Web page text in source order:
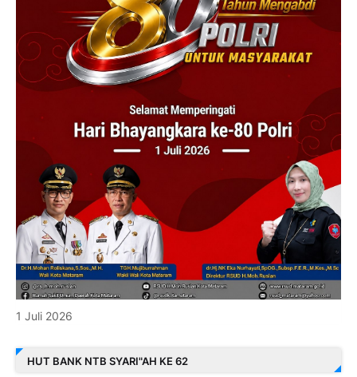
1 Juli 2026
HUT BANK NTB SYARI"AH KE 62